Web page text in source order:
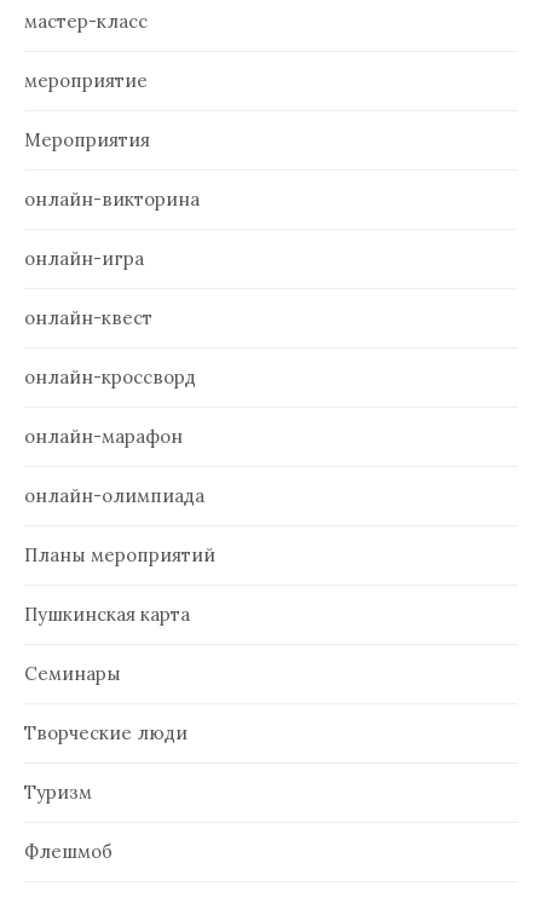
мастер-класс
мероприятие
Мероприятия
онлайн-викторина
онлайн-игра
онлайн-квест
онлайн-кроссворд
онлайн-марафон
онлайн-олимпиада
Планы мероприятий
Пушкинская карта
Семинары
Творческие люди
Туризм
Флешмоб